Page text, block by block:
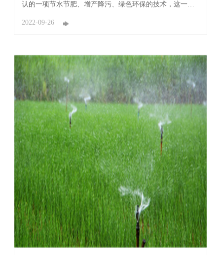
认的一项节水节肥、增产降污、绿色环保的技术，这一技
还大幅提高了农产品产量和质量，减少了病虫害的发生，
2022-09-26